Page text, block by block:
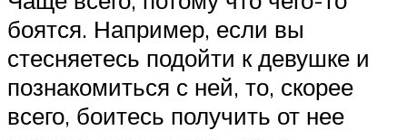
боятся. Например, если вы
стесняетесь подойти к девушке и
познакомиться с ней, то, скорее
всего, боитесь получить от нее